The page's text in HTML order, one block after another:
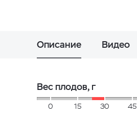
Описание Видео
Вес плодов, г
0 15 30 45